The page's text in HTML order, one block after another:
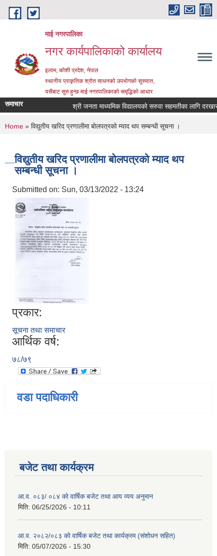
Skip to main content
माई नगरपालिका
नगर कार्यपालिकाको कार्यालय
इलाम, कोशी प्रदेश, नेपाल
स्थानीय प्राकृतिक श्रोत साधनको उपभोगको सुरुवात,
यसैबाट सुरु हुन्छ माई नगरपालिकाको समृद्धिको आधार
समाचार श्री जनता माध्यमिक विद्यालयको सरुवा सहमतीका लागि दरखास्त
You are here
Home » विद्युतीय खरिद प्रणालीमा बोलपत्रको म्याद थप सम्बन्धी सूचना ।
विद्युतीय खरिद प्रणालीमा बोलपत्रको म्याद थप
सम्बन्धी सूचना ।
Submitted on: Sun, 03/13/2022 - 13:24
प्रकार:
सूचना तथा समाचार
आर्थिक वर्ष:
७८/७९
वडा पदाधिकारी
बजेट तथा कार्यक्रम
आ.व. ०८३/ ०८४ को वार्षिक बजेट तथा आय व्यय अनुमान
मिति: 06/25/2026 - 10:11
आ.व. २०८२/०८३ को वार्षिक बजेट तथा कार्यक्रम (संशोधन सहित)
मिति: 05/07/2026 - 15:30